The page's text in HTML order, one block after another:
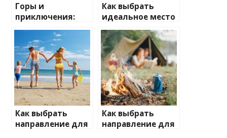
Горы и
приключения:
лучшие
направления для
активного
отдыха
Как выбрать
идеальное место
для зимнего
отдыха
Как выбрать
направление для
Как выбрать
направление для